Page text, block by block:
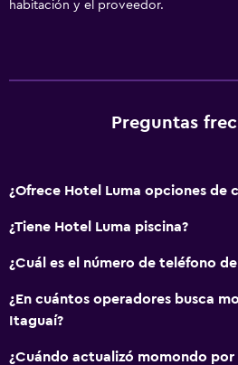
habitación y el proveedor.
Preguntas
¿Ofrece Hotel Luma opciones de
¿Tiene Hotel Luma piscina?
¿Cuál es el número de teléfono
¿En cuántos operadores busca
Itaguaí?
¿Cuándo actualizó momondo por